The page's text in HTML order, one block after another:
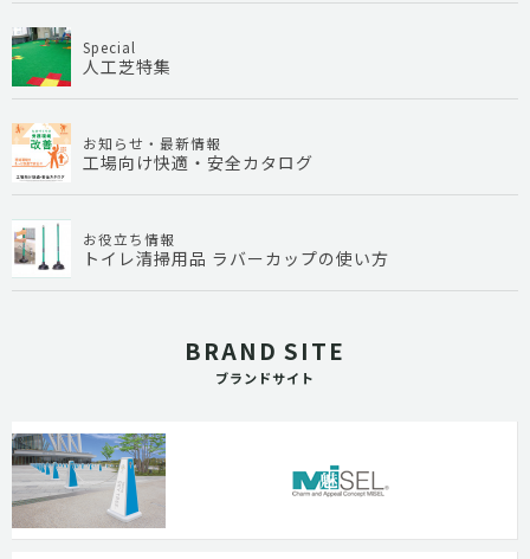
Special
人工芝特集
お知らせ・最新情報
工場向け快適・安全カタログ
お役立ち情報
トイレ清掃用品 ラバーカップの使い方
BRAND SITE
ブランドサイト